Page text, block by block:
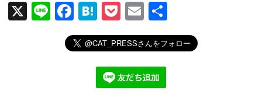
X
Li
F
a
c
H
at
e
n
a
P
o
ck
et
E
m
ail
有